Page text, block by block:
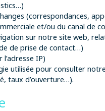
(correspondances,
et/ou du canal de
sur notre site web,
de prise de contact…)
IP)
utilisée pour consulter
taux d’ouverture…).